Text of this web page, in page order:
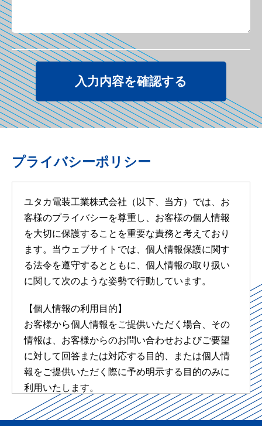
プライバシーポリシー
ユタカ電装工業株式会社（以下、当方）では、お
客様のプライバシーを尊重し、お客様の個人情報
を大切に保護することを重要な責務と考えており
ます。当ウェブサイトでは、個人情報保護に関す
る法令を遵守するとともに、個人情報の取り扱い
に関して次のような姿勢で行動しています。
【個人情報の利用目的】
お客様から個人情報をご提供いただく場合、その
情報は、お客様からのお問い合わせおよびご要望
に対して回答または対応する目的、または個人情
報をご提供いただく際に予め明示する目的のみに
利用いたします。
お客様の個人情報をこれら正当な目的以外に無断
で利用することはありません。